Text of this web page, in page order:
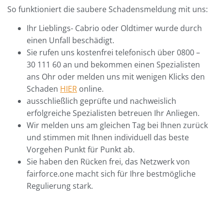
So funktioniert die saubere Schadensmeldung mit uns:
Ihr Lieblings- Cabrio oder Oldtimer wurde durch
einen Unfall beschädigt.
Sie rufen uns kostenfrei telefonisch über 0800 –
30 111 60 an und bekommen einen Spezialisten
ans Ohr oder melden uns mit wenigen Klicks den
Schaden HIER online.
ausschließlich geprüfte und nachweislich
erfolgreiche Spezialisten betreuen Ihr Anliegen.
Wir melden uns am gleichen Tag bei Ihnen zurück
und stimmen mit Ihnen individuell das beste
Vorgehen Punkt für Punkt ab.
Sie haben den Rücken frei, das Netzwerk von
fairforce.one macht sich für Ihre bestmögliche
Regulierung stark.